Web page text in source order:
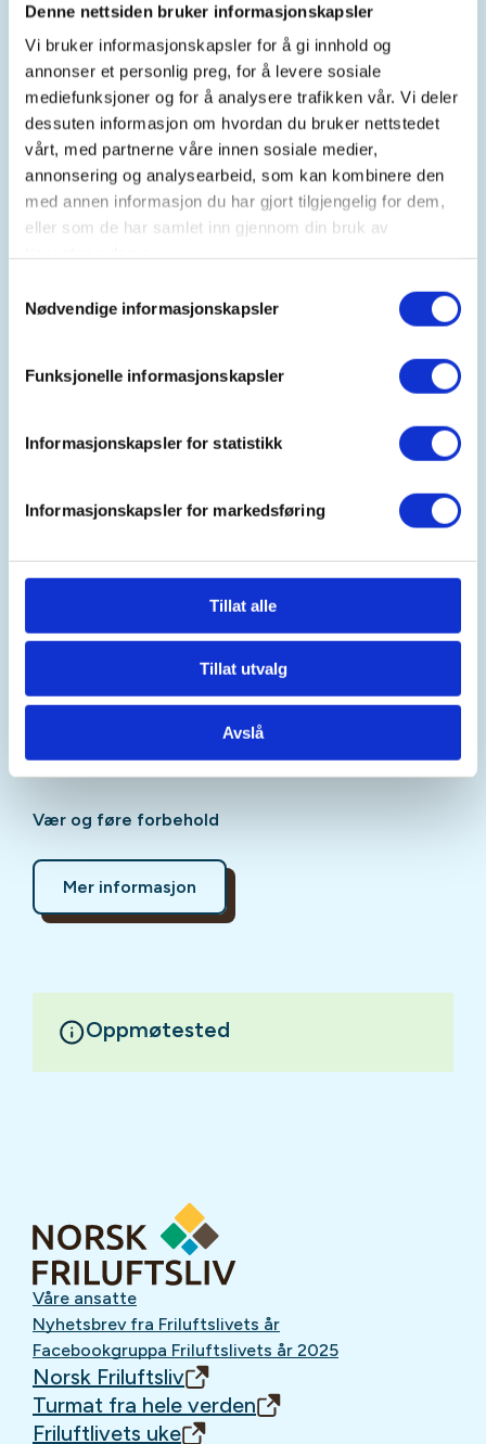
Denne nettsiden bruker informasjonskapsler
Vi bruker informasjonskapsler for å gi innhold og
annonser et personlig preg, for å levere sosiale
mediefunksjoner og for å analysere trafikken vår. Vi deler
dessuten informasjon om hvordan du bruker nettstedet
vårt, med partnerne våre innen sosiale medier,
annonsering og analysearbeid, som kan kombinere den
med annen informasjon du har gjort tilgjengelig for dem,
eller som de har samlet inn gjennom din bruk av
Nødvendige informasjonskapsler
Funksjonelle informasjonskapsler
Informasjonskapsler for statistikk
Informasjonskapsler for markedsføring
Tillat alle
Tillat utvalg
Avslå
03. Jun 2026
Kl. 17.00 - 19.00
Arrangør
Gjerstad JFF
https://91620696
ungdom. Ta med egen hagle. GJFF har også hagler
som kan lånes. Skudd og leirduer fås kjøpt på
PÅMELDINGSFRIST:
Ingen
Trening i flomlys ved behov
Vær og føre forbehold
Mer informasjon
Oppmøtested
Våre ansatte
Nyhetsbrev fra Friluftslivets år
Facebookgruppa Friluftslivets år 2025
Norsk Friluftsliv
Turmat fra hele verden
Friluftlivets uke